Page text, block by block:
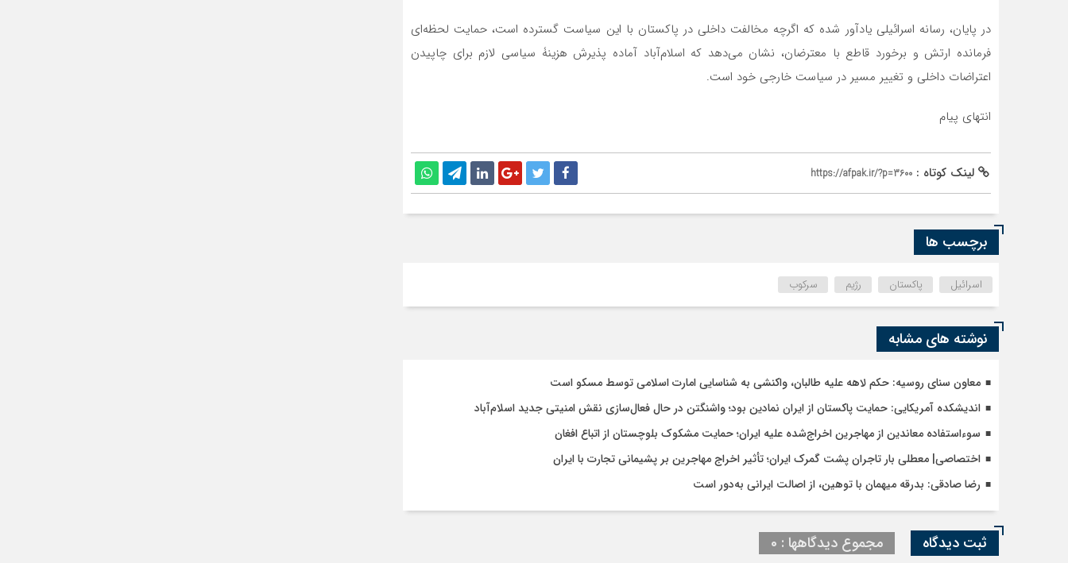
در پایان، رسانه اسرائیلی یادآور شده که اگرچه مخالفت داخلی در پاکستان با این سیاست گسترده است، حمایت لحظه‌ای
فرمانده ارتش و برخورد قاطع با معترضان، نشان می‌دهد که اسلام‌آباد آماده پذیرش هزینۀ سیاسی لازم برای چاپیدن
اعتراضات داخلی و تغییر مسیر در سیاست خارجی خود است.
انتهای پیام
لینک کوتاه : https://afpak.ir/?p=3600
برچسب ها
اسرائیل پاکستان رژیم سرکوب
نوشته های مشابه
معاون سنای روسیه: حکم لاهه علیه طالبان، واکنشی به شناسایی امارت اسلامی توسط مسکو است
اندیشکده آمریکایی: حمایت پاکستان از ایران نمادین بود؛ واشنگتن در حال فعال‌سازی نقش امنیتی جدید اسلام‌آباد
سوءاستفاده معاندین از مهاجرین اخراج‌شده علیه ایران؛ حمایت مشکوک بلوچستان از اتباع افغان
اختصاصی| معطلی بار تاجران پشت گمرک ایران؛ تأثیر اخراج مهاجرین بر پشیمانی تجارت با ایران
رضا صادقی: بدرقه میهمان با توهین، از اصالت ایرانی به‌دور است
ثبت دیدگاه مجموع دیدگاهها : 0